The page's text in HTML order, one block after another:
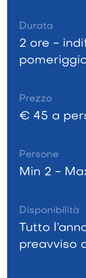
Durata
2 ore -
Prezzo
€ 45 a
Persone
Min 2 -
Disponibilità
Tutto
preavviso